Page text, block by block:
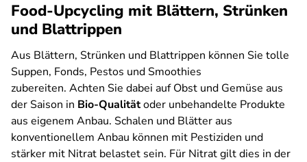
Food-Upcycling mit Blättern, Strünken
und Blattrippen
Aus Blättern, Strünken und Blattrippen können Sie tolle
Suppen, Fonds, Pestos und Smoothies
zubereiten. Achten Sie dabei auf Obst und Gemüse aus
der Saison in Bio-Qualitätoder unbehandelte Produkte
aus eigenem Anbau. Schalen und Blätter aus
konventionellem Anbau können mit Pestiziden und
stärker mit Nitrat belastet sein. Für Nitrat gilt dies in der